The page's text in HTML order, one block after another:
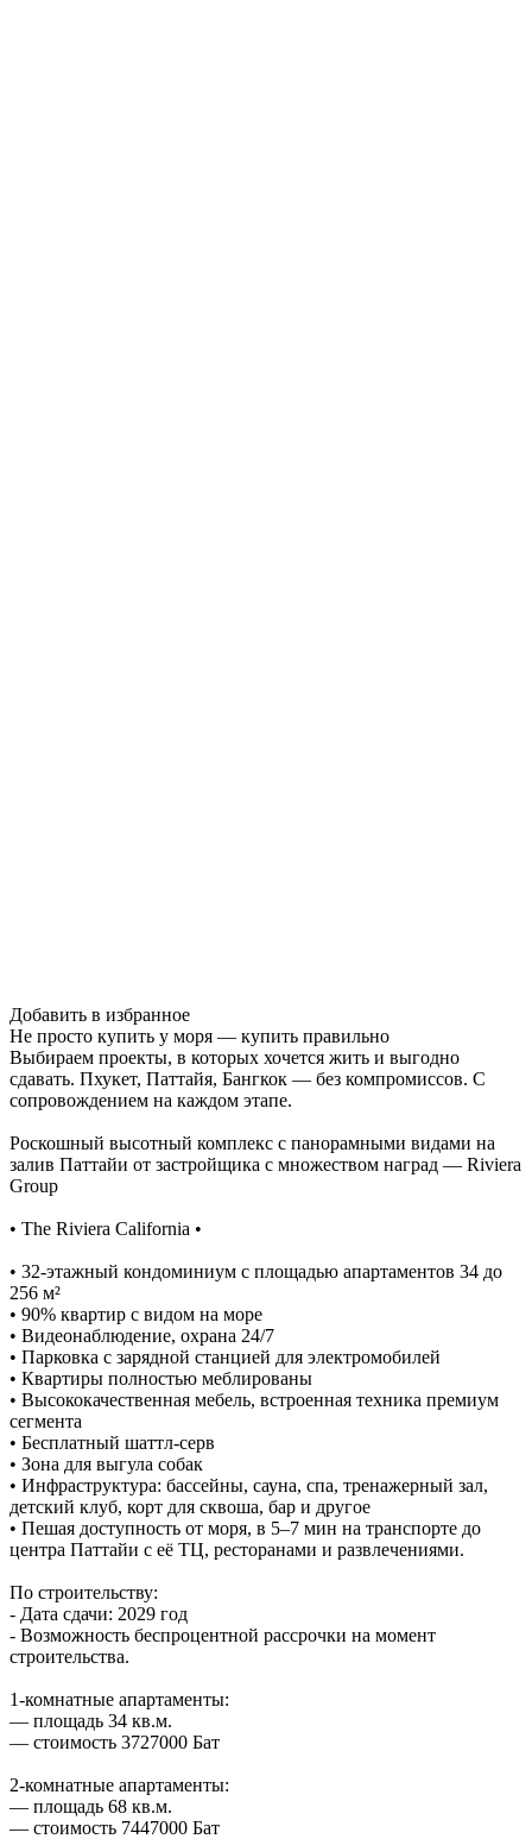
Добавить в избранное
Не просто купить у моря — купить правильно
Выбираем проекты, в которых хочется жить и выгодно
сдавать. Пхукет, Паттайя, Бангкок — без компромиссов. С
сопровождением на каждом этапе.
Роскошный высотный комплекс с панорамными видами на
залив Паттайи от застройщика с множеством наград — Riviera
Group
• The Riviera California •
• 32-этажный кондоминиум с площадью апартаментов 34 до
256 м²
• 90% квартир с видом на море
• Видеонаблюдение, охрана 24/7
• Парковка с зарядной станцией для электромобилей
• Квартиры полностью меблированы
• Высококачественная мебель, встроенная техника премиум
сегмента
• Бесплатный шаттл-серв
• Зона для выгула собак
• Инфраструктура: бассейны, сауна, спа, тренажерный зал,
детский клуб, корт для сквоша, бар и другое
• Пешая доступность от моря, в 5–7 мин на транспорте до
центра Паттайи с её ТЦ, ресторанами и развлечениями.
По строительству:
- Дата сдачи: 2029 год
- Возможность беспроцентной рассрочки на момент
строительства.
1-комнатные апартаменты:
— площадь 34 кв.м.
— стоимость 3727000 Бат
2-комнатные апартаменты:
— площадь 68 кв.м.
— стоимость 7447000 Бат